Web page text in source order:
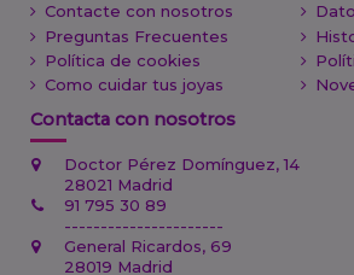
Contacte con nosotros
Preguntas Frecuentes
Política de cookies
Como cuidar tus joyas
Contacta con nosotros
Doctor Pérez Domínguez, 14
28021 Madrid
91 795 30 89
----------------------
General Ricardos, 69
28019 Madrid